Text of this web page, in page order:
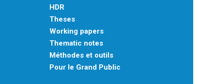
HDR
Theses
Working papers
Thematic notes
Méthodes et outils
Pour le Grand Public